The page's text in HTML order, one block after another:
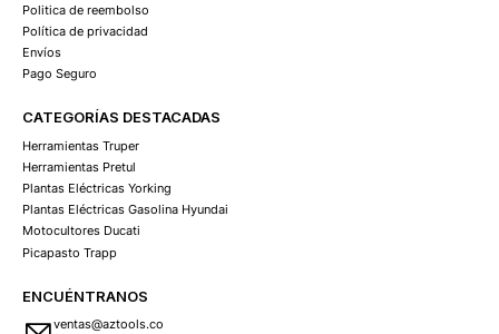
Politica de reembolso
Política de privacidad
Envíos
Pago Seguro
CATEGORÍAS DESTACADAS
Herramientas Truper
Herramientas Pretul
Plantas Eléctricas Yorking
Plantas Eléctricas Gasolina Hyundai
Motocultores Ducati
Picapasto Trapp
ENCUÉNTRANOS
ventas@aztools.co